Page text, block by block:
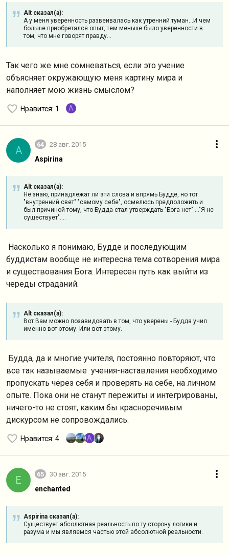
Alt сказал(а):
А у меня уверенность развеивалась как утренний туман...И чем
больше приобретался опыт, тем меньше было уверенности в
том, что мне говорят правду...
Так чего же мне сомневаться, если это учение
объясняет окружающую меня картину мира и
наполняет мою жизнь смыслом?
Нравится: 1 A
A 64 28 авг. 2015
Aspirina
Alt сказал(а):
Не знаю, принадлежат ли эти слова и впрямь Будде, но тот
"внутренний свет" "самому себе", осмелюсь предположить и
был причиной тому, что Будда стал утверждать "Бога нет" ..."Я не
существует"....
Насколько я понимаю, Будде и последующим
буддистам вообще не интересна тема сотворения мира
и существования Бога. Интересен путь как выйти из
череды страданий.
Alt сказал(а):
Вот Вам можно позавидовать в том, что уверены - Будда учил
именно вот этому. Или вот этому.
Будда, да и многие учителя, постоянно повторяют, что
все так называемые учения-наставления необходимо
пропускать через себя и проверять на себе, на личном
опыте. Пока они не станут пережиты и интегрированы,
ничего-то не стоят, каким бы красноречивым
дискурсом не сопровождались.
Нравится: 4 A
E 65 30 авг. 2015
enchanted
Aspirina сказал(а):
Существует абсолютная реальность по ту сторону логики и
разума и мы являемся частью этой абсолютной реальности.